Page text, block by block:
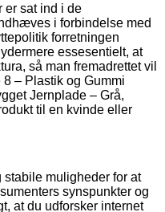
er sat ind i de
i forbindelse med
forretningen
essesentielt, at
så man fremadrettet vil
– Plastik og Gummi
Jernplade – Grå,
til en kvinde eller
muligheder for at
synspunkter og
at du udforsker internet